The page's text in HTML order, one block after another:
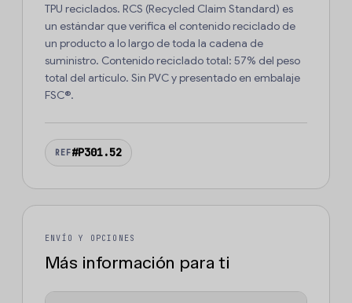
TPU reciclados. RCS (Recycled Claim Standard) es
un estándar que verifica el contenido reciclado de
un producto a lo largo de toda la cadena de
suministro. Contenido reciclado total: 57% del peso
total del artículo. Sin PVC y presentado en embalaje
FSC®.
REF#P301.52
ENVÍO Y OPCIONES
Más información para ti